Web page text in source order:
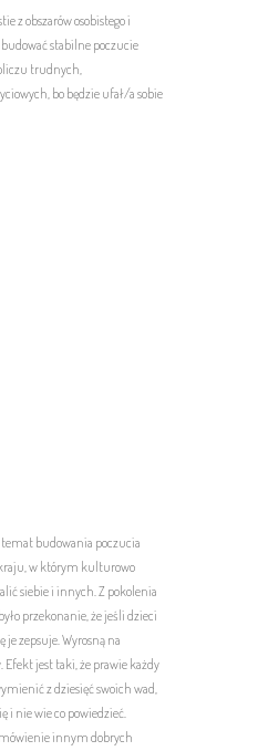
z obszarów osobistego i
stabilne poczucie
trudnych,
bo będzie ufał/a sobie
budowania poczucia
w którym kulturowo
siebie i innych. Z pokolenia
przekonanie, że jeśli dzieci
je zepsuje. Wyrosną na
Efekt jest taki, że prawie każdy
z dziesięć swoich wad,
i nie wie co powiedzieć.
innym dobrych